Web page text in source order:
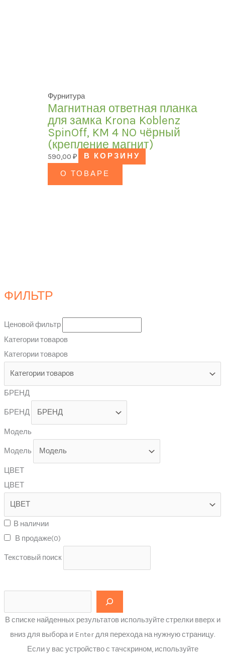
ФИЛЬТР
Ценовой фильтр
Категории товаров
Категории товаров
БРЕНД
БРЕНД
Модель
Модель
ЦВЕТ
ЦВЕТ
В наличии
В продаже(0)
Текстовый поиск
В списке найденных результатов используйте стрелки вверх и
вниз для выбора и Enter для перехода на нужную страницу.
Если у вас устройство с тачскрином, используйте
Фурнитура
Магнитная ответная планка
для замка Krona Koblenz
SpinOff, KM 4 NO чёрный
(крепление магнит)
590,00₽
В КОРЗИНУ
О ТОВАРЕ